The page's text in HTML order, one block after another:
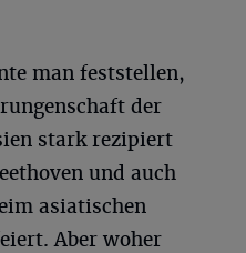
man feststellen,
der
stark rezipiert
und auch
asiatischen
Aber woher